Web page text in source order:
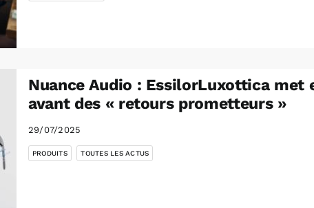
Nuance Audio : EssilorLuxottica met
avant des « retours prometteurs »
29/07/2025
PRODUITS
,
TOUTES LES ACTUS